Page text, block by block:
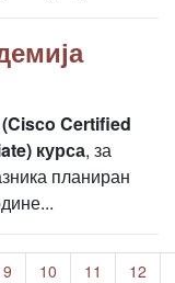
Certified
курса, за
планиран
9 10 11 12